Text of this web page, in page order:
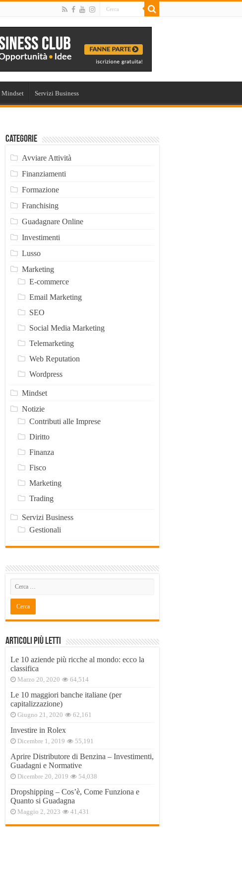
Mindset Servizi Business
Categorie
Avviare Attività
Finanziamenti
Formazione
Franchising
Guadagnare Online
Investimenti
Lusso
Marketing
E-commerce
Email Marketing
SEO
Social Media Marketing
Telemarketing
Web Reputation
Wordpress
Mindset
Notizie
Contributi alle Imprese
Diritto
Finanza
Fisco
Marketing
Trading
Servizi Business
Gestionali
Articoli Più Letti
Le 10 aziende più ricche al mondo: ecco la
classifica
Marzo 20, 2020 64,514
Le 10 maggiori banche italiane (per
capitalizzazione)
Giugno 21, 2020 62,161
Investire in Rolex
Dicembre 1, 2019 55,191
Aprire Distributore di Benzina – Investimenti,
Guadagni e Normative
Dicembre 20, 2019 54,038
Dropshipping – Cos’è, Come Funziona e
Quanto si Guadagna
Maggio 2, 2023 41,431